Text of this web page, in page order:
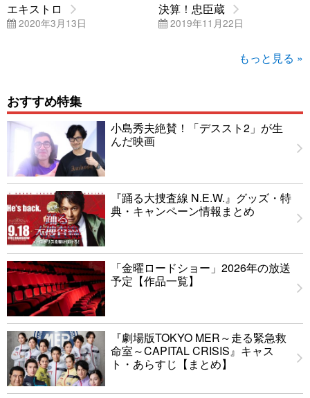
エキストロ
2020年3月13日
決算！忠臣蔵
2019年11月22日
もっと見る »
おすすめ特集
小島秀夫絶賛！「デススト2」が生
んだ映画
『踊る大捜査線 N.E.W.』グッズ・特
典・キャンペーン情報まとめ
「金曜ロードショー」2026年の放送
予定【作品一覧】
『劇場版TOKYO MER～走る緊急救
命室～CAPITAL CRISIS』キャス
ト・あらすじ【まとめ】